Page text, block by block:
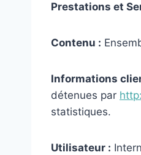
Prestations et
Contenu :
Informations
détenues par
statistiques.
Utilisateur :